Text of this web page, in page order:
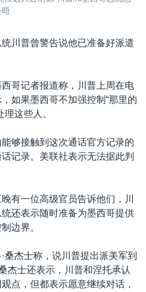
晤
川普曾警告说他已准备好派遣
哥记者报道称，川普上周在电
如果墨西哥不加强控制“那里的
这些人。
够接触到这次通话官方记录的
记录。美联社表示无法据此判
有一位高级官员告诉他们，川
还表示随时准备为墨西哥提供
边界。
桑杰士称，说川普提出派美军到
杰士还表示，川普和涅托承认
点，但都表示愿意继续对话，